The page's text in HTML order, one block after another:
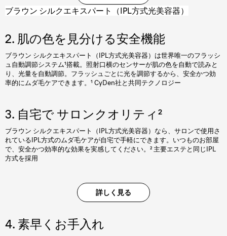
ブラウン シルクエキスパート（IPL方式光美容器）
2. 肌の色を見分ける安全機能
ブラウン シルクエキスパート（IPL方式光美容器）は世界唯一のフラッシ
ュ自動調節システム¹搭載。照射口横のセンサーが肌の色を自動で読みと
り、光量を自動調節。フラッシュごとに光を調節するから、安全かつ効
率的にムダ毛ケアできます。¹ CyDen社と共同テクノロジー
3. 自宅で サロンクオリティ²
ブラウン シルクエキスパート（IPL方式光美容器）なら、サロンで使用さ
れているIPL方式のムダ毛ケアが自宅で手軽にできます。いつものお部屋
で、安全かつ効率的な効果を実感してください。² 主要エステと同じIPL
方式を採用
詳しく見る
4. 素早くお手入れ